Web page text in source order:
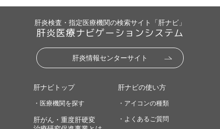
肝炎検査・指定医療機関の検索サイト「肝ナビ」
肝炎医療ナビゲーションシステム
肝炎情報センターサイト
肝ナビトップ
・医療機関を探す
肝がん・重度肝硬変
肝ナビの使い方
・アイコンの種類
・よくあるご質問